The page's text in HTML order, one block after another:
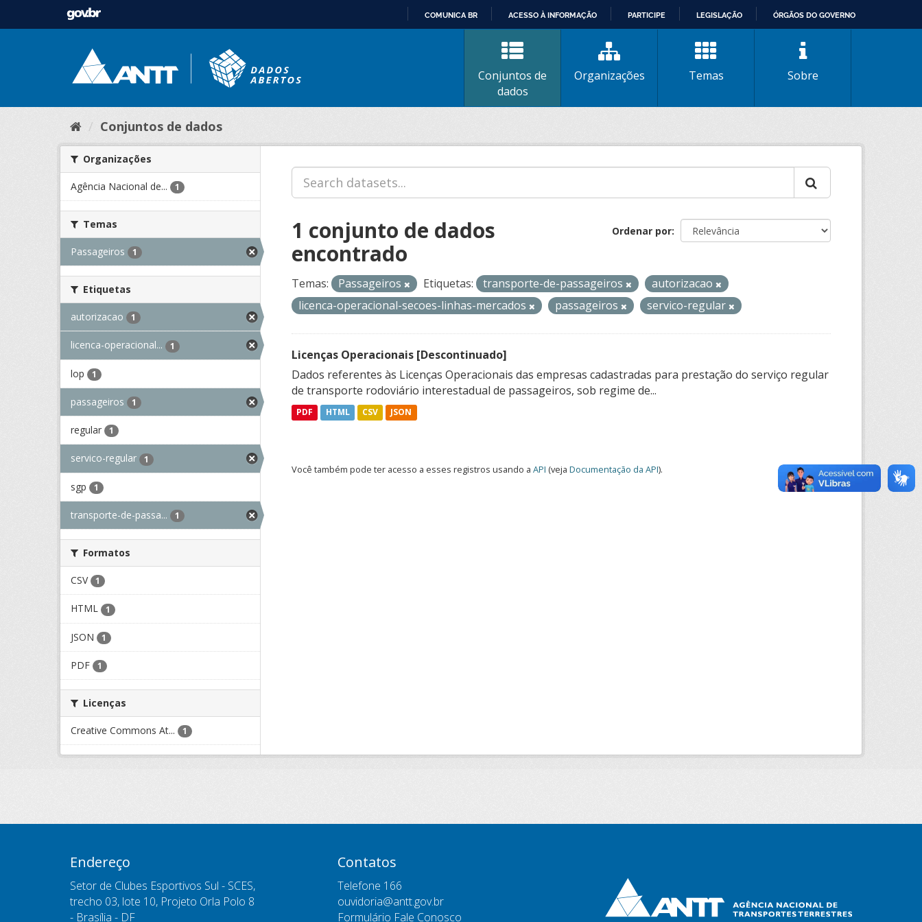
CONTEÚDO
COMUNICA BR ACESSO À INFORMAÇÃO PARTICIPE LEGISLAÇÃO ÓRGÃOS DO GOVERNO
Conjuntos de
dados
Organizações Temas Sobre
Conjuntos de dados
Organizações
Agência Nacional de... 1
Temas
Passageiros 1
Etiquetas
autorizacao 1
licenca-operacional... 1
lop 1
passageiros 1
regular 1
servico-regular 1
sgp 1
transporte-de-passa... 1
Formatos
CSV 1
HTML 1
JSON 1
PDF 1
Licenças
Creative Commons At... 1
Ordenar por
1 conjunto de dados
encontrado
Temas: Passageiros Etiquetas: transporte-de-passageiros
autorizacao
licenca-operacional-secoes-linhas-mercados
passageiros servico-regular
Licenças Operacionais [Descontinuado]
Dados referentes às Licenças Operacionais das empresas cadastradas para prestação do serviço regular
de transporte rodoviário interestadual de passageiros, sob regime de...
PDF HTML CSV JSON
Você também pode ter acesso a esses registros usando a API (veja Documentação da API).
Endereço
Setor de Clubes Esportivos Sul - SCES,
trecho 03, lote 10, Projeto Orla Polo 8
- Brasília - DF
Contatos
Telefone 166
ouvidoria@antt.gov.br
Formulário Fale Conosco